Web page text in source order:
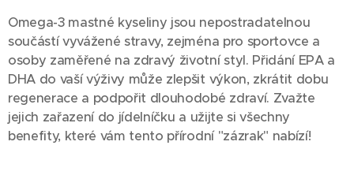
Omega-3 mastné kyseliny jsou nepostradatelnou
součástí vyvážené stravy, zejména pro sportovce a
osoby zaměřené na zdravý životní styl. Přidání EPA a
DHA do vaší výživy může zlepšit výkon, zkrátit dobu
regenerace a podpořit dlouhodobé zdraví. Zvažte
jejich zařazení do jídelníčku a užijte si všechny
benefity, které vám tento přírodní "zázrak" nabízí!